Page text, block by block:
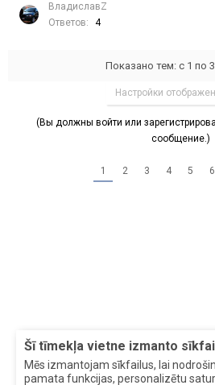
Šī tīmekļa vietne izmanto
Mēs izmantojam sīkfailus, lai
pamata funkcijas, personalizētu
ВладиславZ
Ответов:
4
Показано тем: с 1 по
Настройки
(Вы должны войти или
сообщение.)
1 2 3 4 5 6